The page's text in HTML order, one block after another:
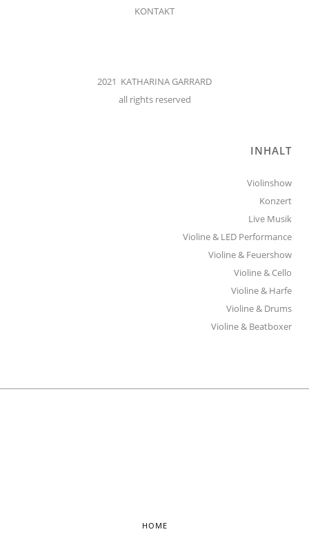
KONTAKT
2021 KATHARINA GARRARD
all rights reserved
INHALT
Violinshow
Konzert
Live Musik
Violine & LED Performance
Violine & Feuershow
Violine & Cello
Violine & Harfe
Violine & Drums
Violine & Beatboxer
HOME